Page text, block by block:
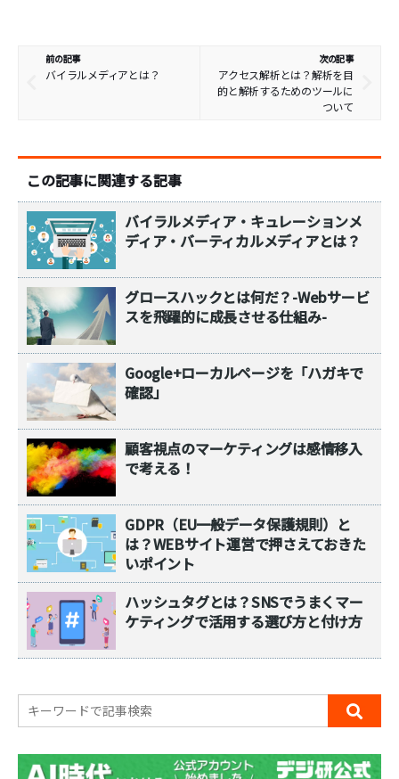
前の記事
バイラルメディアとは？
次の記事
アクセス解析とは？解析を目
的と解析するためのツールに
ついて
この記事に関連する記事
バイラルメディア・キュレーションメ
ディア・バーティカルメディアとは？
グロースハックとは何だ？-Webサービ
スを飛躍的に成長させる仕組み-
Google+ローカルページを「ハガキで
確認」
顧客視点のマーケティングは感情移入
で考える！
GDPR（EU一般データ保護規則）と
は？WEBサイト運営で押さえておきた
いポイント
ハッシュタグとは？SNSでうまくマー
ケティングで活用する選び方と付け方